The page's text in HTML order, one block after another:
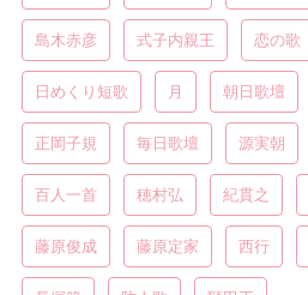
島木赤彦 式子内親王 恋の歌
日めくり短歌 月 朝日歌壇
正岡子規 毎日歌壇 源実朝
百人一首 穂村弘 紀貫之
藤原俊成 藤原定家 西行